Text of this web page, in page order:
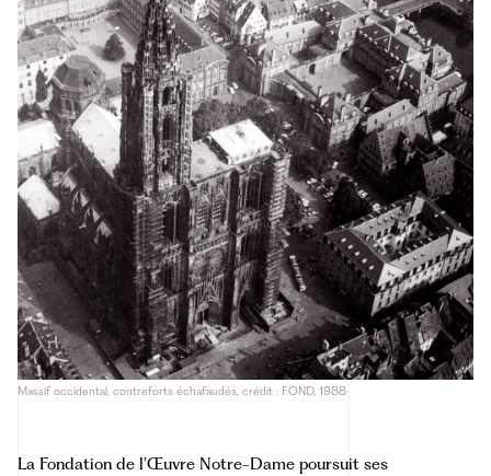
Massif occidental, contreforts échafaudés, crédit : F.OND, 1988
La Fondation de l’Œuvre Notre-Dame poursuit ses